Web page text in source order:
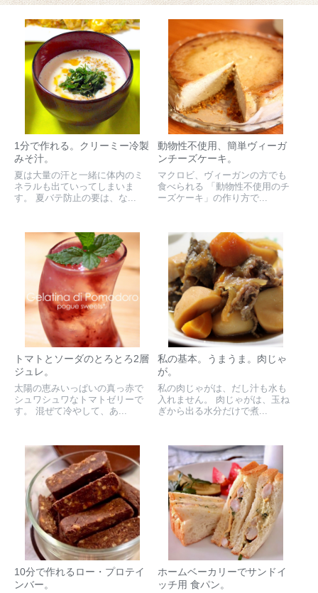
1分で作れる。クリーミー冷製
みそ汁。
夏は大量の汗と一緒に体内のミ
ネラルも出ていってしまいま
す。 夏バテ防止の要は、な...
動物性不使用、簡単ヴィーガ
ンチーズケーキ。
マクロビ、ヴィーガンの方でも
食べられる 「動物性不使用のチ
ーズケーキ」の作り方で...
トマトとソーダのとろとろ2層
ジュレ。
太陽の恵みいっぱいの真っ赤で
シュワシュワなトマトゼリーで
す。 混ぜて冷やして、あ...
私の基本。うまうま。肉じゃ
が。
私の肉じゃがは、だし汁も水も
入れません。 肉じゃがは、玉ね
ぎから出る水分だけで煮...
10分で作れるロー・プロテイ
ンバー。
ホームベーカリーでサンドイ
ッチ用 食パン。